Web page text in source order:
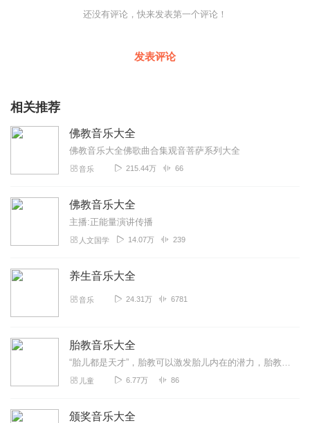
还没有评论，快来发表第一个评论！
发表评论
相关推荐
佛教音乐大全
佛教音乐大全佛歌曲合集观音菩萨系列大全
音乐 215.44万 66
佛教音乐大全
主播:正能量演讲传播
人文国学 14.07万 239
养生音乐大全
音乐 24.31万 6781
胎教音乐大全
“胎儿都是天才”，胎教可以激发胎儿内在的潜力，胎教音乐可以为出生后的宝宝培养音乐爱好，让宝宝成为音乐小天才。
儿童 6.77万 86
颁奖音乐大全